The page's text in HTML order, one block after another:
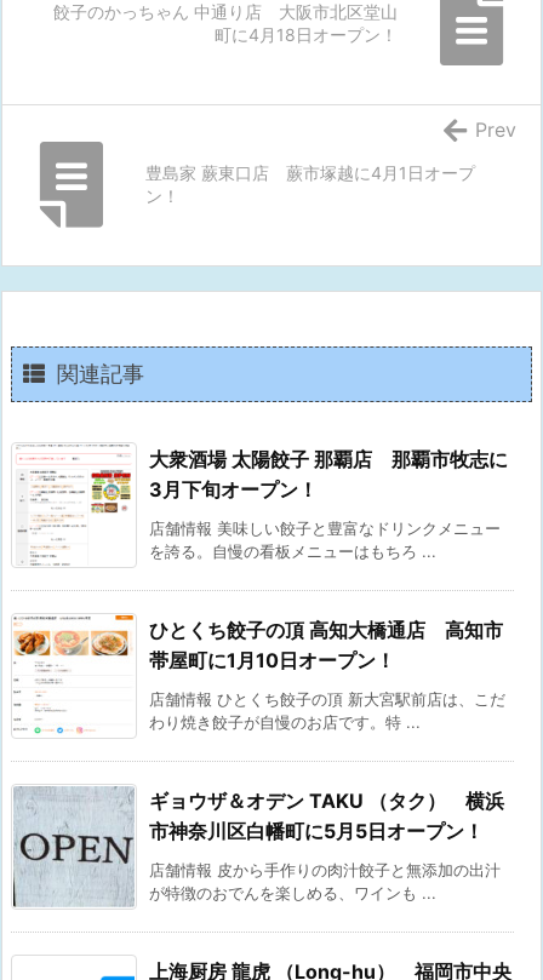
餃子のかっちゃん 中通り店 大阪市北区堂山
町に4月18日オープン！
豊島家 蕨東口店 蕨市塚越に4月1日オープ
ン！
Prev
関連記事
大衆酒場 太陽餃子 那覇店 那覇市牧志に
3月下旬オープン！
店舗情報 美味しい餃子と豊富なドリンクメニュー
を誇る。自慢の看板メニューはもちろ ...
ひとくち餃子の頂 高知大橋通店 高知市
帯屋町に1月10日オープン！
店舗情報 ひとくち餃子の頂 新大宮駅前店は、こだ
わり焼き餃子が自慢のお店です。特 ...
ギョウザ＆オデン TAKU （タク） 横浜
市神奈川区白幡町に5月5日オープン！
店舗情報 皮から手作りの肉汁餃子と無添加の出汁
が特徴のおでんを楽しめる、ワインも ...
上海厨房 龍虎 （Long-hu） 福岡市中央